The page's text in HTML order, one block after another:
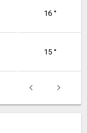
16 °
15 °